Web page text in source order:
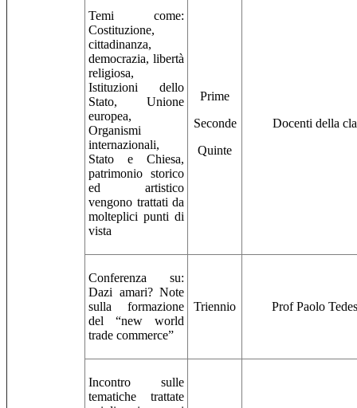
Temi come:
Costituzione,
cittadinanza,
democrazia, libertà
religiosa,
Istituzioni dello
Stato, Unione
europea,
Organismi
internazionali,
Stato e Chiesa,
patrimonio storico
ed artistico
vengono trattati da
molteplici punti di
vista
Prime
Seconde
Quinte
Docenti della
Conferenza su:
Dazi amari? Note
sulla formazione
del “new world
trade commerce”
Triennio Prof Paolo
Incontro sulle
tematiche trattate